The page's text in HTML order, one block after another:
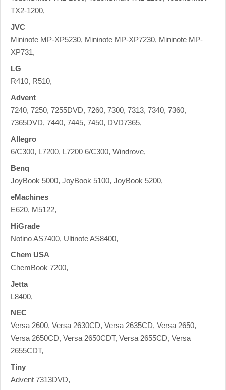
JVC
Mininote MP-XP5230, Mininote MP-XP7230, Mininote MP-
XP731,
LG
R410, R510,
Advent
7240, 7250, 7255DVD, 7260, 7300, 7313, 7340, 7360,
7365DVD, 7440, 7445, 7450, DVD7365,
Allegro
6/C300, L7200, L7200 6/C300, Windrove,
Benq
JoyBook 5000, JoyBook 5100, JoyBook 5200,
eMachines
E620, M5122,
HiGrade
Notino AS7400, Ultinote AS8400,
Chem USA
ChemBook 7200,
Jetta
L8400,
NEC
Versa 2600, Versa 2630CD, Versa 2635CD, Versa 2650,
Versa 2650CD, Versa 2650CDT, Versa 2655CD, Versa
2655CDT,
Tiny
Advent 7313DVD,